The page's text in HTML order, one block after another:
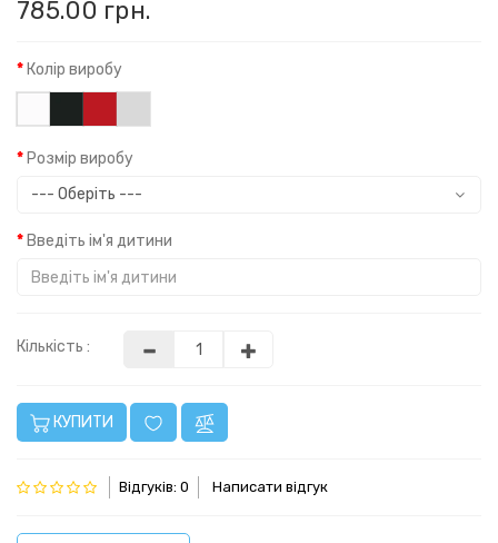
785.00 грн.
Колір виробу
Розмір виробу
Введіть ім'я дитини
Кількість :
КУПИТИ
Відгуків: 0 Написати відгук